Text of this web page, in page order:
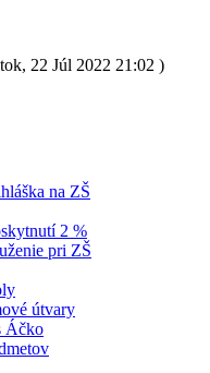
22 Júl 2022 21:02 )
na ZŠ
2 %
pri ZŠ
útvary
Áčko